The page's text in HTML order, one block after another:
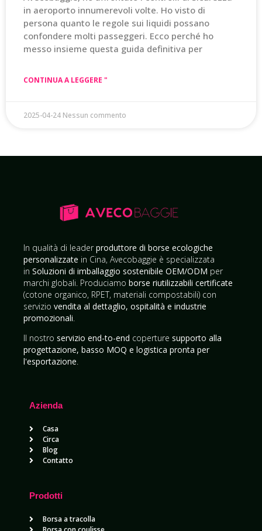
in aeroporto innumerevoli volte. Ho visto di
persona quanto le regole sui liquidi possano
confondere molti passeggeri. Ecco perché ho
messo insieme questa guida definitiva per
CONTINUA A LEGGERE "
2025-04-24 Nessun commento
In qualità di leaderproduttore di borse ecologiche
personalizzate in Cina, Avecobaggie è specializzata
in Soluzioni di imballaggio sostenibile OEM/ODM per
marchi globali. Produciamo borse riutilizzabili certificate
(cotone organico, RPET, materiali compostabili) con
servizio vendita al dettaglio, ospitalità e industrie
promozionali.
Il nostro servizio end-to-end coperture supporto alla
progettazione, basso MOQ e logistica pronta per
l'esportazione.
Azienda
Casa
Circa
Blog
Contatto
Prodotti
Borsa a tracolla